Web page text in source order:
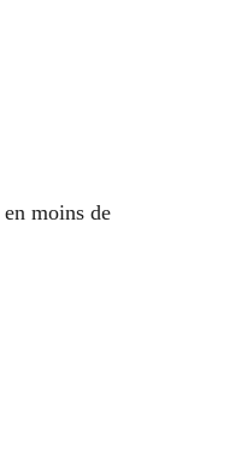
en moins de